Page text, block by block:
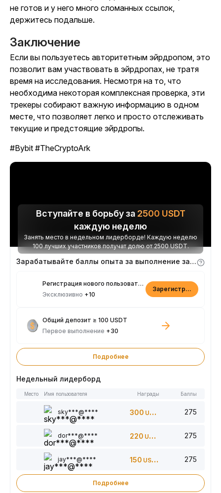
не готов и у него много сломанных ссылок,
держитесь подальше.
Заключение
Если вы пользуетесь авторитетным эйрдропом, это
позволит вам участвовать в эйрдропах, не тратя
время на исследования. Несмотря на то, что
необходима некоторая комплексная проверка, эти
трекеры собирают важную информацию в одном
месте, что позволяет легко и просто отслеживать
текущие и предстоящие эйрдропы.
#Bybit #TheCryptoArk
Вступайте в борьбу за 2500 USDT
каждую неделю
Занять место в недельном лидерборде! Каждую неделю
100 лучших участников получат долю от 2500 USDT.
Зарабатывайте баллы опыта за выполнение заданий
Регистрация нового пользователя
Эксклюзивно +10
Зарегистрироваться
Общий депозит ≥ 100 USDT
Первое выполнение +30
Подробнее
Недельный лидерборд
Место Имя пользователя Награды Баллы
sky***@**** 300 USDT 275
dor***@**** 220 USDT 275
jay***@**** 150 USDT 275
Подробнее